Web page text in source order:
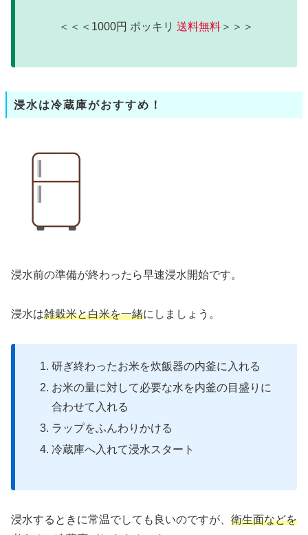
＜＜＜1000円 ポッキリ 送料無料 ＞＞＞
浸水は冷蔵庫がおすすめ！
浸水前の準備が終わったら早速浸水開始です。
浸水は雑穀米と白米を一緒にしましょう。
研ぎ終わったお米を炊飯器の内釜に入れる
お米の量に対して必要な水を内釜の目盛りに
合わせて入れる
ラップをふんわりかける
冷蔵庫へ入れて浸水スタート
浸水するときに常温でしても良いのですが、 衛生面などを